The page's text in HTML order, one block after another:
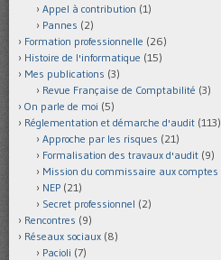
Appel à contribution (1)
Pannes (2)
Formation professionnelle (26)
Histoire de l'informatique (15)
Mes publications (3)
Revue Française de Comptabilité (3)
On parle de moi (5)
Réglementation et démarche d'audit (113)
Approche par les risques (21)
Formalisation des travaux d'audit (9)
Mission du commissaire aux comptes
NEP (21)
Secret professionnel (2)
Rencontres (9)
Réseaux sociaux (8)
Pacioli (7)